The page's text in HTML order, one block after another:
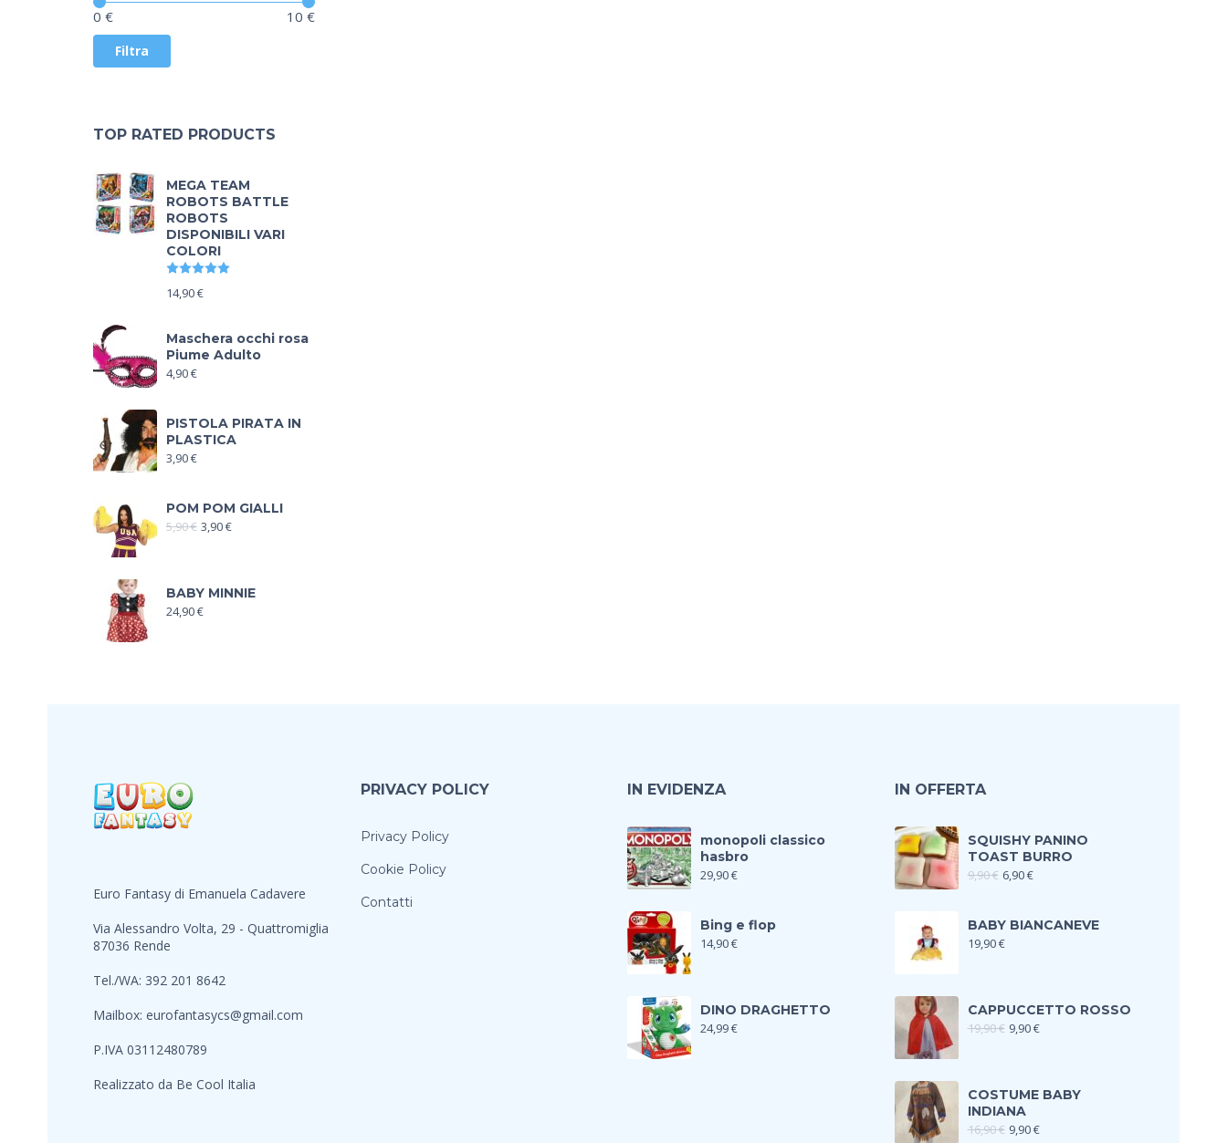
Filtra
Prezzo:
0 € 10 €
TOP RATED PRODUCTS
MEGA TEAM
ROBOTS BATTLE
ROBOTS
DISPONIBILI VARI
COLORI
14,90€
Maschera occhi rosa
Piume Adulto
4,90€
PISTOLA PIRATA IN
PLASTICA
3,90€
POM POM GIALLI
5,90€ 3,90€
BABY MINNIE
24,90€
Euro Fantasy di Emanuela Cadavere
Via Alessandro Volta, 29 - Quattromiglia
87036 Rende
Tel./WA: 392 201 8642
Mailbox: eurofantasycs@gmail.com
P.IVA 03112480789
Realizzato da Be Cool Italia
PRIVACY POLICY
Privacy Policy
Cookie Policy
Contatti
IN EVIDENZA
monopoli classico
hasbro
29,90€
Bing e flop
14,90€
DINO DRAGHETTO
24,99€
IN OFFERTA
SQUISHY PANINO
TOAST BURRO
9,90€ 6,90€
BABY BIANCANEVE
19,90€
CAPPUCCETTO ROSSO
19,90€ 9,90€
COSTUME BABY
INDIANA
16,90€ 9,90€